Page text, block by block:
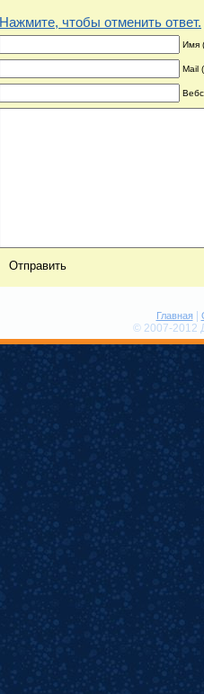
Нажмите, чтобы отменить ответ.
Имя
Mail
Главная|
© 2007-2012